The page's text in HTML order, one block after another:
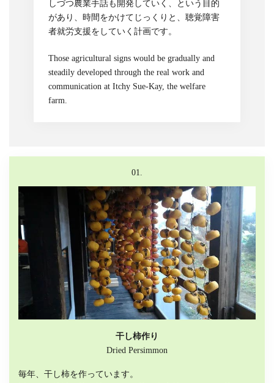
しづつ農業手話も開発していく、という目的
があり、時間をかけてじっくりと、聴覚障害
者就労支援をしていく計画です。
Those agricultural signs would be gradually and
steadily developed through the real work and
communication at Itchy Sue-Kay, the welfare
farm.
01.
干し柿作り
Dried Persimmon
毎年、干し柿を作っています。